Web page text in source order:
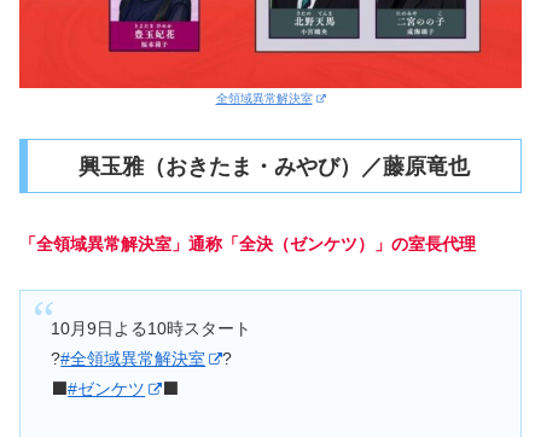
全領域異常解決室
興玉雅（おきたま・みやび）／藤原竜也
「全領域異常解決室」通称「全決（ゼンケツ）」の室長代理
10月9日よる10時スタート
?#全領域異常解決室
?
⬛️#ゼンケツ ⬛️